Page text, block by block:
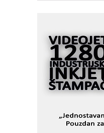
KIP KOP –
savremene
objekte
Alba d.o.o. –
metrologiji i
rešenjima
STAUFF –